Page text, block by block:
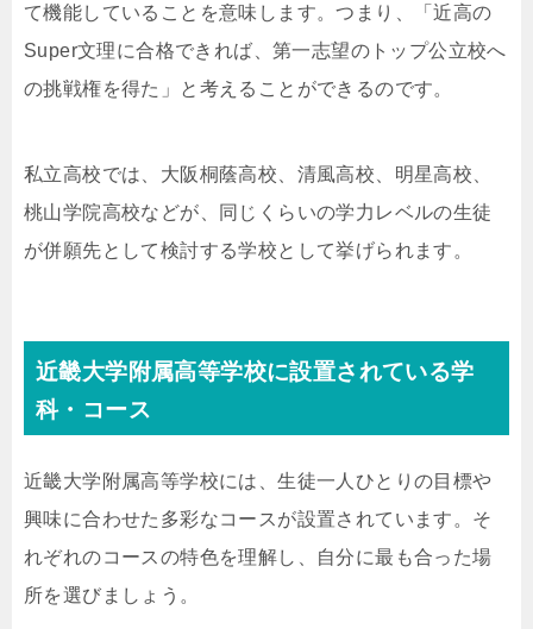
て機能していることを意味します。つまり、「近高の
Super文理に合格できれば、第一志望のトップ公立校へ
の挑戦権を得た」と考えることができるのです。
私立高校では、大阪桐蔭高校、清風高校、明星高校、
桃山学院高校などが、同じくらいの学力レベルの生徒
が併願先として検討する学校として挙げられます。
近畿大学附属高等学校に設置されている学
科・コース
近畿大学附属高等学校には、生徒一人ひとりの目標や
興味に合わせた多彩なコースが設置されています。そ
れぞれのコースの特色を理解し、自分に最も合った場
所を選びましょう。